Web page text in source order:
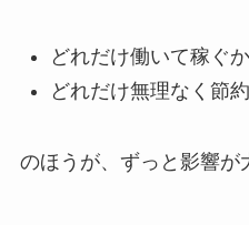
どれだけ働いて稼ぐか
どれだけ無理なく節
のほうが、ずっと影響が